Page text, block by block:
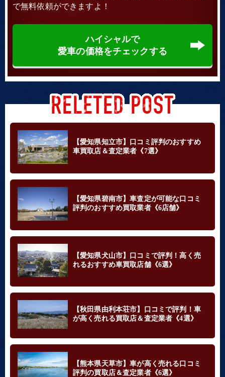
で無料依頼ができますよ！
ハイシャルで
愛車の価格をチェックする
【愛知県知立市】口コミ評判のおすすめ
車買取店＆査定業者《7選》
【愛知県碧南市】車査定が可能な口コミ
評判のおすすめ買取業者《6店舗》
【愛知県犬山市】口コミで評判！高く売
れるおすすめ車買取店舗《6選》
【秋田県由利本荘市】口コミで評判！車
が高く売れる買取店＆査定業者《4選》
【熊本県天草市】車が高く売れる口コミ
評判の買取店＆査定業者《6選》